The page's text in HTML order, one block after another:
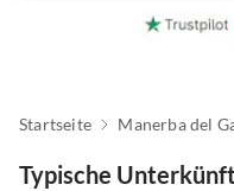
Startseite Manerba del
Typische